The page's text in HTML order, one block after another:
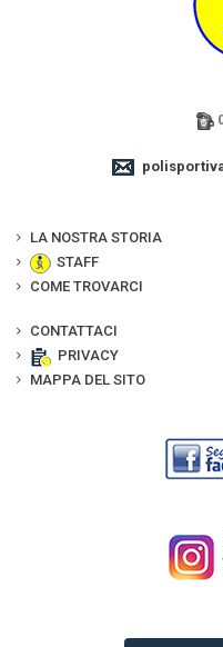
LA NOSTRA STORIA
STAFF
COME TROVARCI
CONTATTACI
PRIVACY
MAPPA DEL SITO